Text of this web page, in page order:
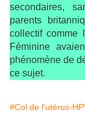
secondaires,
parents
collectif comme
Féminine
phénomène de
ce sujet.
#Col de l'utérus-